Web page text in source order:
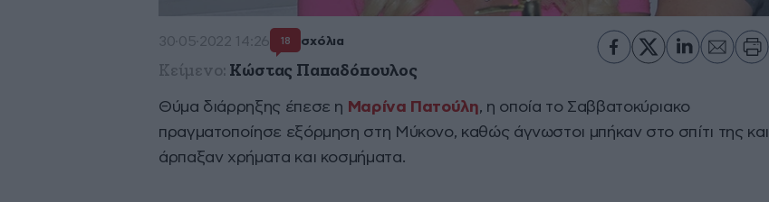
30·05·2022 14:26 18 σχόλια
Κείμενο: Κώστας Παπαδόπουλος
Θύμα διάρρηξης έπεσε η Μαρίνα Πατούλη, η οποία το Σαββατοκύριακο
πραγματοποίησε εξόρμηση στη Μύκονο, καθώς άγνωστοι μπήκαν στο σπίτι της και
άρπαξαν χρήματα και κοσμήματα.